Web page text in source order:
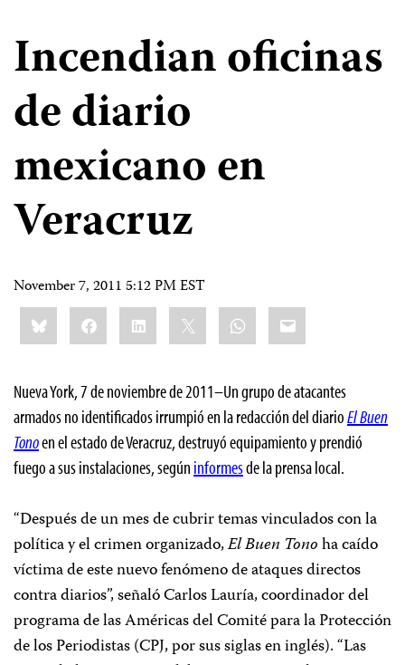
Incendian oficinas
de diario
mexicano en
Veracruz
November 7, 2011 5:12 PM EST
Share
this:BlueskyFacebookLinkedIn WhatsApp
Email
Nueva York, 7 de noviembre de 2011–Un grupo de atacantes
armados no identificados irrumpió en la redacción del diarioEl Buen
Tonoen el estado de Veracruz, destruyó equipamiento y prendió
fuego a sus instalaciones, según informesde la prensa local.
“Después de un mes de cubrir temas vinculados con la
política y el crimen organizado,El Buen Tonoha caído
víctima de este nuevo fenómeno de ataques directos
contra diarios”, señaló Carlos Lauría, coordinador del
programa de las Américas del Comité para la Protección
de los Periodistas (CPJ, por sus siglas en inglés). “Las